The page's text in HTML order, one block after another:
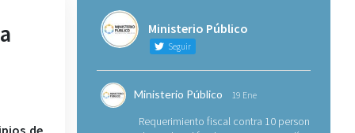
de
Ministerio Público
Seguir
Ministerio Público 19 Ene
Requerimiento fiscal contra 10 personas